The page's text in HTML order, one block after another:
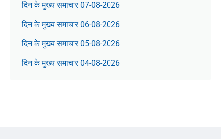
दिन के मुख्य समाचार 07-08-2026
दिन के मुख्य समाचार 06-08-2026
दिन के मुख्य समाचार 05-08-2026
दिन के मुख्य समाचार 04-08-2026